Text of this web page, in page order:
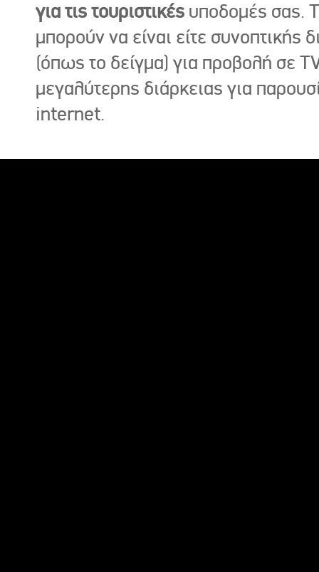
για τις τουριστικές υποδομές σας.
μπορούν να είναι είτε συνοπτικής
(όπως το δείγμα) για προβολή σε
μεγαλύτερης διάρκειας για
internet.